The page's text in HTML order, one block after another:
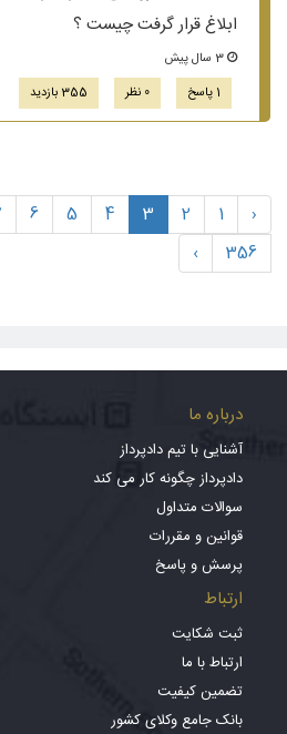
ابلاغ قرار گرفت چیست ؟
1 پاسخ
0 نظر 355 بازدید
‹
1
2
3
4
5
6
356
›
درباره ما
آشنایی با تیم دادپرداز
دادپرداز چگونه کار می کند
سوالات متداول
قوانین و مقررات
پرسش و پاسخ
ارتباط
ثبت شکایت
ارتباط با ما
تضمین کیفیت
بانک جامع وکلای کشور